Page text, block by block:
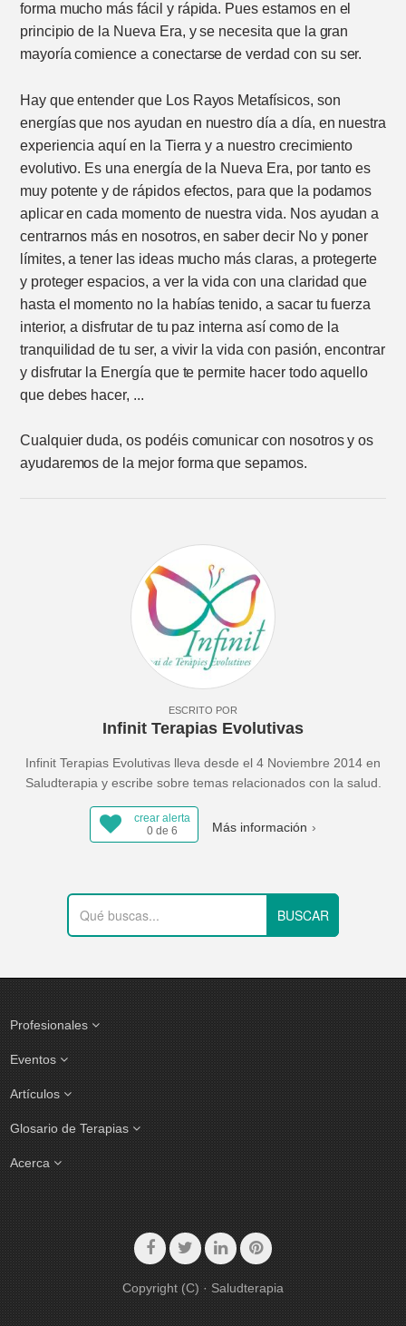
forma mucho más fácil y rápida. Pues estamos en el
principio de la Nueva Era, y se necesita que la gran
mayoría comience a conectarse de verdad con su ser.
Hay que entender que Los Rayos Metafísicos, son
energías que nos ayudan en nuestro día a día, en nuestra
experiencia aquí en la Tierra y a nuestro crecimiento
evolutivo. Es una energía de la Nueva Era, por tanto es
muy potente y de rápidos efectos, para que la podamos
aplicar en cada momento de nuestra vida. Nos ayudan a
centrarnos más en nosotros, en saber decir No y poner
límites, a tener las ideas mucho más claras, a protegerte
y proteger espacios, a ver la vida con una claridad que
hasta el momento no la habías tenido, a sacar tu fuerza
interior, a disfrutar de tu paz interna así como de la
tranquilidad de tu ser, a vivir la vida con pasión, encontrar
y disfrutar la Energía que te permite hacer todo aquello
que debes hacer, ...
Cualquier duda, os podéis comunicar con nosotros y os
ayudaremos de la mejor forma que sepamos.
ESCRITO POR
Infinit Terapias Evolutivas
Infinit Terapias Evolutivas lleva desde el 4 Noviembre 2014 en
Saludterapia y escribe sobre temas relacionados con la salud.
crear alerta
0 de 6
Más información
Profesionales
Eventos
Artículos
Glosario de Terapias
Acerca
Copyright (C) · Saludterapia